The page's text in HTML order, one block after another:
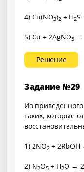
4) Cu(NO3)2 + H2S
5) Cu + 2AgNO3 →
Решение
Задание №29
Из
таких, которые
1) 2NO2 + 2RbOH
2) N2O5 + H2O →